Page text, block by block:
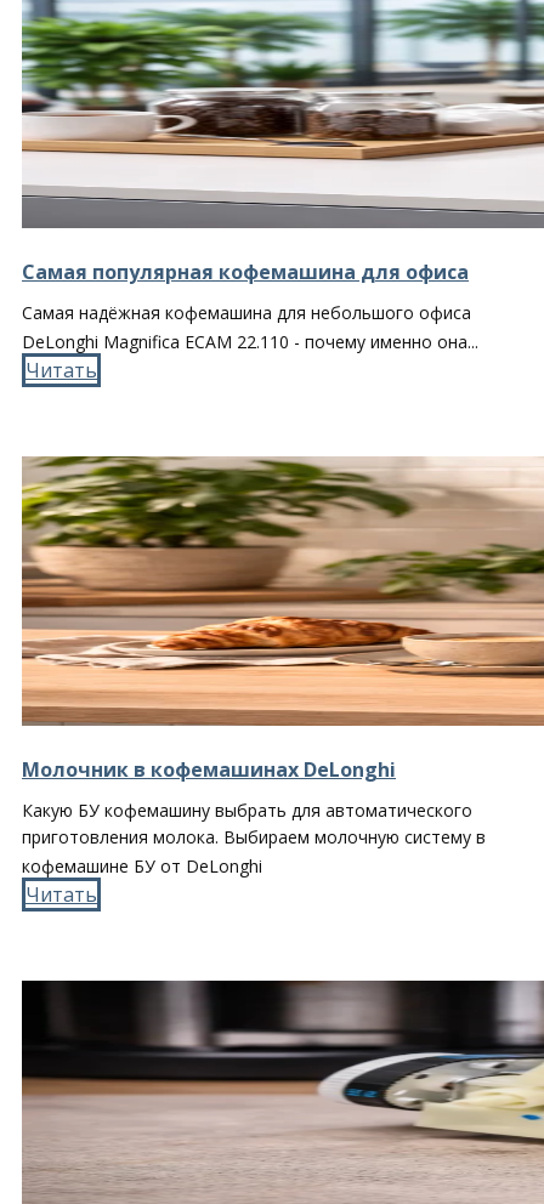
Самая популярная кофемашина для офиса
Самая надёжная кофемашина для небольшого офиса
DeLonghi Magnifica ECAM 22.110 - почему именно она...
Читать​
Молочник в кофемашинах DeLonghi
Какую БУ кофемашину выбрать для автоматического
приготовления молока. Выбираем молочную систему в
кофемашине БУ от DeLonghi
Читать​